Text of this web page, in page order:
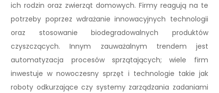
ich rodzin oraz zwierząt domowych. Firmy reagują na te
potrzeby poprzez wdrażanie innowacyjnych technologii
oraz stosowanie biodegradowalnych produktów
czyszczących. Innym zauważalnym trendem jest
automatyzacja procesów sprzątających; wiele firm
inwestuje w nowoczesny sprzęt i technologie takie jak
roboty odkurzające czy systemy zarządzania zadaniami